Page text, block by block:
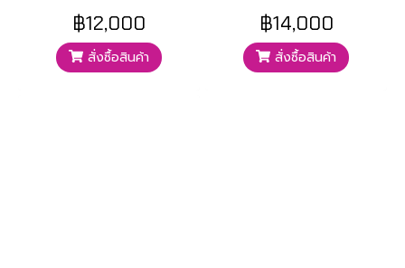
฿12,000
สั่งซื้อสินค้า
฿14,000
สั่งซื้อสินค้า